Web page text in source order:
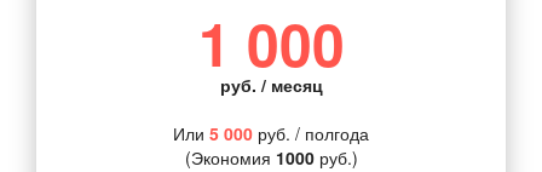
1 000
руб. / месяц
Или 5 000 руб. / полгода
(Экономия 1000 руб.)